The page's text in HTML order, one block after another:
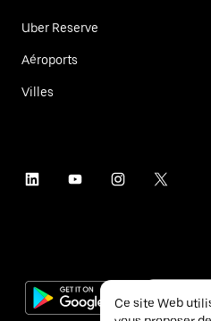
Uber Reserve
Aéroports
Villes
Ce site Web